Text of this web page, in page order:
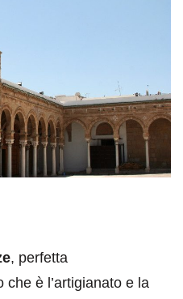
, perfetta
è l’artigianato e la